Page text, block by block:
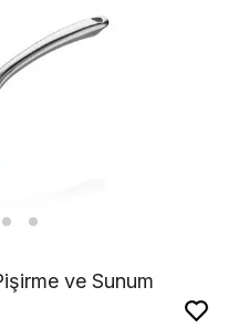
ve Sunum